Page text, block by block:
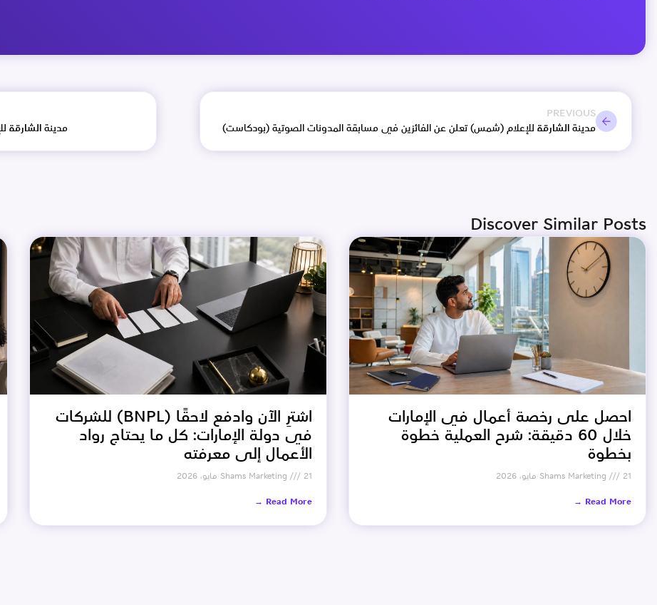
PREVIOUS
مدينة الشارقة للإعلام (شمس) تعلن عن الفائزين في مسابقة المدونات الصوتية (بودكاست)
مدينة
Discover Similar Posts
احصل على رخصة أعمال في الإمارات
خلال 60 دقيقة: شرح العملية خطوة
بخطوة
Shams Marketing 21 مايو، 2026
Read More →
اشترِ الآن وادفع لاحقًا (BNPL) للشركات
في دولة الإمارات: كل ما يحتاج رواد
الأعمال إلى معرفته
Shams Marketing 21 مايو، 2026
Read More →